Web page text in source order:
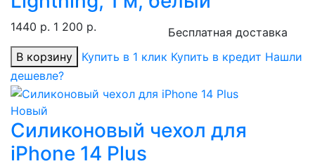
1440 р. 1 200 р.
Бесплатная доставка
В корзину
Купить в 1 клик Купить в кредит Нашли
дешевле?
Новый
Силиконовый чехол для
iPhone 14 Plus